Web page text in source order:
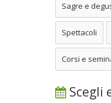
Sagre e
Spettacoli
Corsi e
Scegli